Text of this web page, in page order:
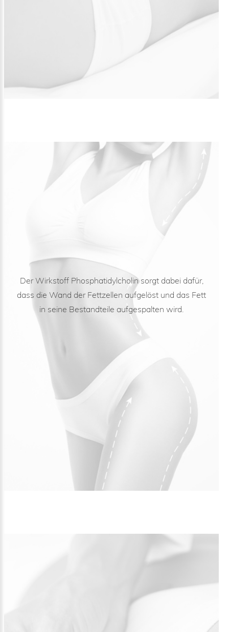
Der Wirkstoff Phosphatidylcholin sorgt dabei dafür,
dass die Wand der Fettzellen aufgelöst und das Fett
in seine Bestandteile aufgespalten wird.